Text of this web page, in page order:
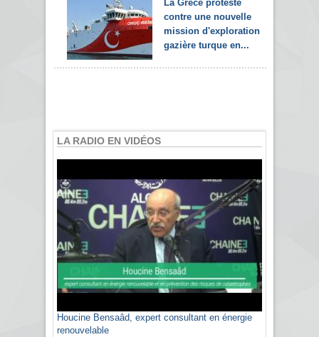
La Grèce proteste
contre une nouvelle
mission d'exploration
gazière turque en...
LA RADIO EN VIDÉOS
Houcine Bensaâd, expert consultant en énergie
renouvelable